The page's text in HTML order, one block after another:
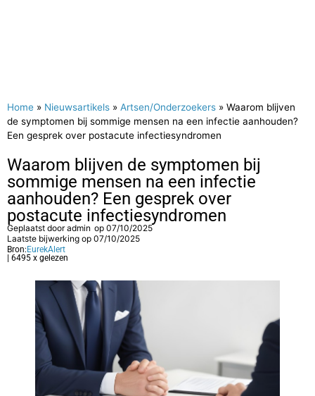
Home » Nieuwsartikels » Artsen/Onderzoekers » Waarom blijven
de symptomen bij sommige mensen na een infectie aanhouden?
Een gesprek over postacute infectiesyndromen
Waarom blijven de symptomen bij
sommige mensen na een infectie
aanhouden? Een gesprek over
postacute infectiesyndromen
Geplaatst dooradmin op 07/10/2025
Laatste bijwerking op 07/10/2025
Bron: EurekAlert
| 6495 x gelezen